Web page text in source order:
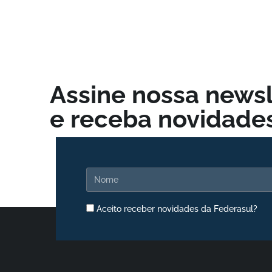
Assine nossa
e receba
Aceito receber novidades da Federasul?